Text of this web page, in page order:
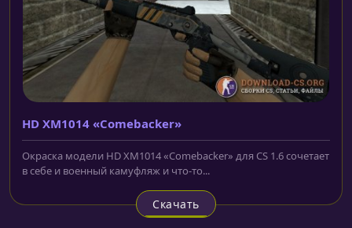
HD XM1014 «Comebacker»
Окраска модели HD XM1014 «Comebacker» для CS 1.6 сочетает
в себе и военный камуфляж и что-то...
Скачать